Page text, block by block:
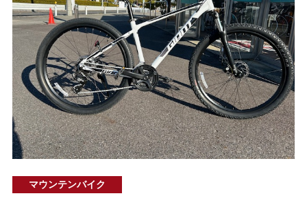
マウンテンバイク